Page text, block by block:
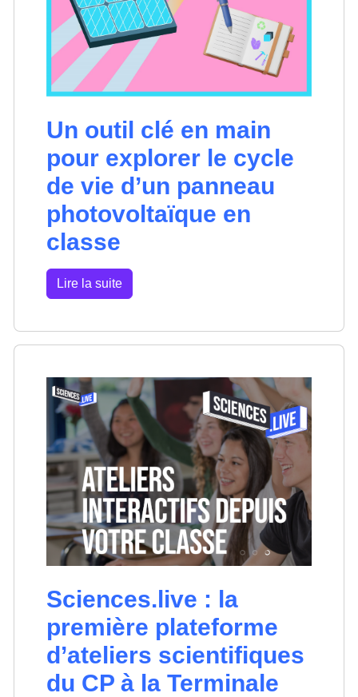
Un outil clé en main
pour explorer le cycle
de vie d’un panneau
photovoltaïque en
classe
Lire la suite
Sciences.live : la
première plateforme
d’ateliers scientifiques
du CP à la Terminale